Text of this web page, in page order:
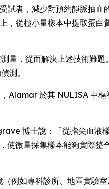
試者，減少對預約靜脈抽血
，從極小量樣本中提取蛋白
量，從而解決上述技術難題
測。
Alamar 於其 NULISA 中樞
博士說：「從指尖血液
微量採集樣本能夠實際整
例如專科診所、地區實驗